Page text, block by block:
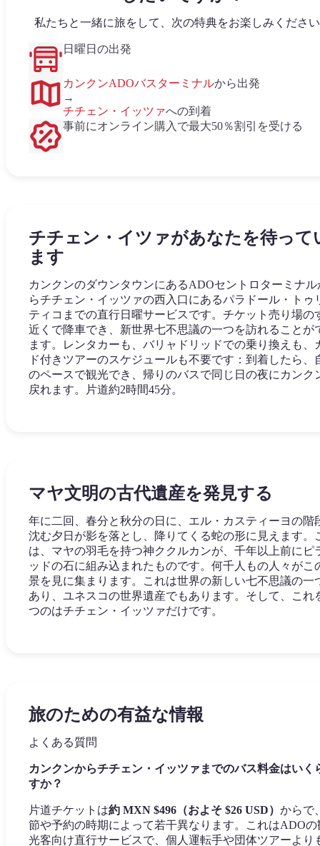
私たちと一緒に旅をして、次の特典をお楽しみくださ
日曜日の出発
カンクンADOバスターミナルから出発
→
チチェン・イッツァへの到着
事前にオンライン購入で最大50％割引を受ける
チチェン・イツァがあなたを待って
ます
カンクンのダウンタウンにあるADOセントロターミナル
らチチェン・イッツァの西入口にあるパラドール・トゥ
ティコまでの直行日曜サービスです。チケット売り場の
近くで降車でき、新世界七不思議の一つを訪れることが
ます。レンタカーも、バリャドリッドでの乗り換えも、
ド付きツアーのスケジュールも不要です：到着したら、
のペースで観光でき、帰りのバスで同じ日の夜にカンク
戻れます。片道約2時間45分。
マヤ文明の古代遺産を発見する
年に二回、春分と秋分の日に、エル・カスティーヨの階
沈む夕日が影を落とし、降りてくる蛇の形に見えます。
は、マヤの羽毛を持つ神ククルカンが、千年以上前にピ
ッドの石に組み込まれたものです。何千人もの人々がこ
景を見に集まります。これは世界の新しい七不思議の一
あり、ユネスコの世界遺産でもあります。そして、これ
つのはチチェン・イッツァだけです。
旅のための有益な情報
よくある質問
カンクンからチチェン・イッツァまでのバス料金はいく
すか？
片道チケットは約 MXN $496（およそ $26 USD） からで
節や予約の時期によって若干異なります。これはADOの
光客向け直行サービスで、個人運転手や団体ツアーより